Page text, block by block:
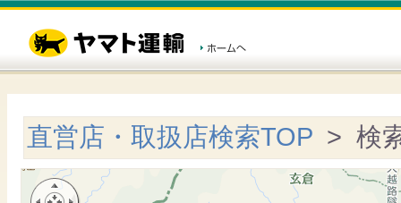
直営店・取扱店検索TOP > 検